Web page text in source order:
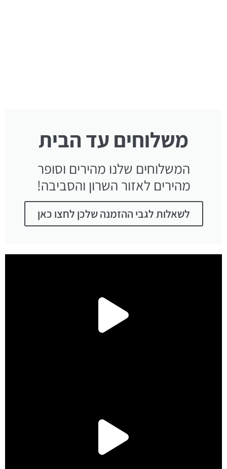
משלוחים עד הבית
המשלוחים שלנו מהירים וסופר
מהירים לאזור השרון והסביבה!
לשאלות לגבי ההזמנה שלכן לחצו כאן